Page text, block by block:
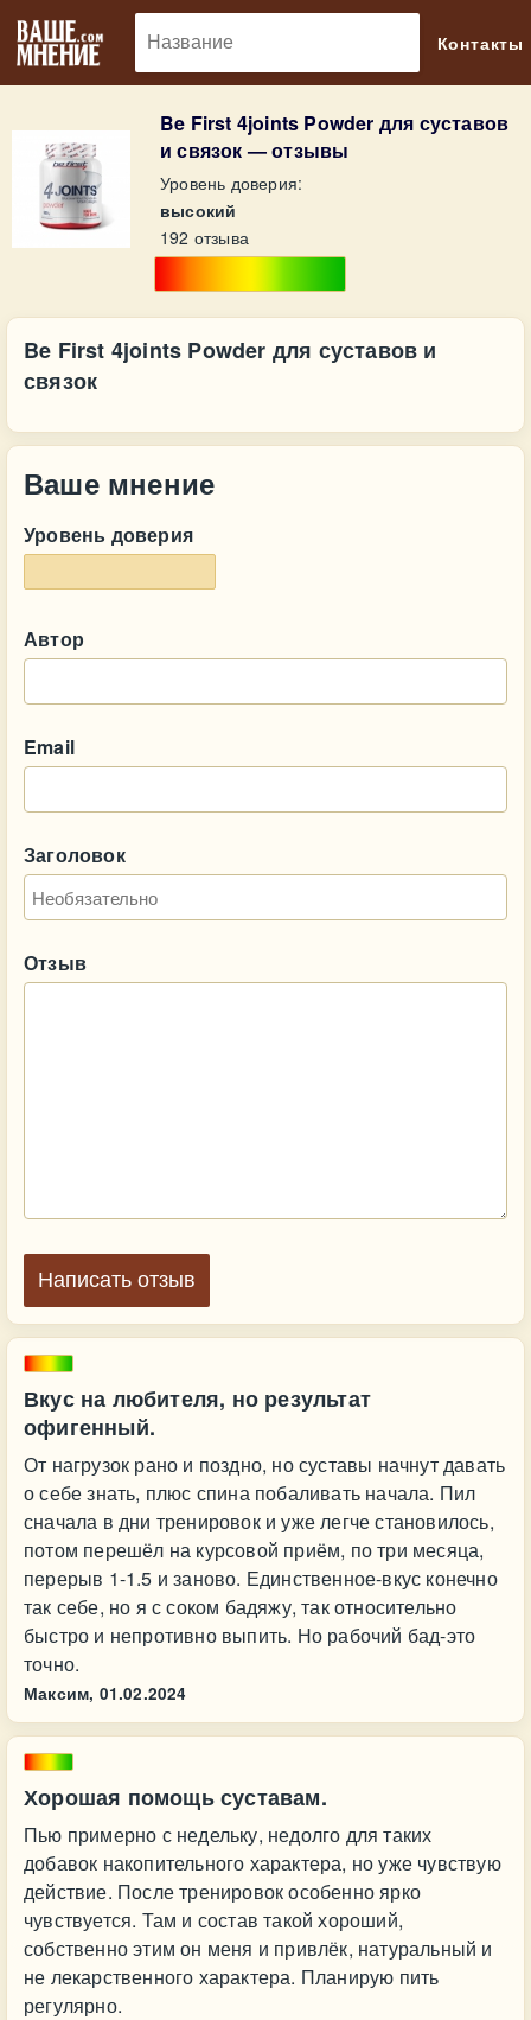
Контакты
Be First 4joints Powder для суставов
и связок — отзывы
Уровень доверия:
высокий
192 отзыва
Вкус на любителя, но результат
офигенный.
От нагрузок рано и поздно, но суставы начнут давать
о себе знать, плюс спина побаливать начала. Пил
сначала в дни тренировок и уже легче становилось,
потом перешёл на курсовой приём, по три месяца,
перерыв 1-1.5 и заново. Единственное-вкус конечно
так себе, но я с соком бадяжу, так относительно
быстро и непротивно выпить. Но рабочий бад-это
точно.
Максим, 01.02.2024
Хорошая помощь суставам.
Пью примерно с недельку, недолго для таких
добавок накопительного характера, но уже чувствую
действие. После тренировок особенно ярко
чувствуется. Там и состав такой хороший,
собственно этим он меня и привлёк, натуральный и
не лекарственного характера. Планирую пить
регулярно.
Be First 4joints Powder для суставов и
связок
Ваше мнение
Уровень доверия
Автор
Email
Заголовок
Отзыв
Написать отзыв